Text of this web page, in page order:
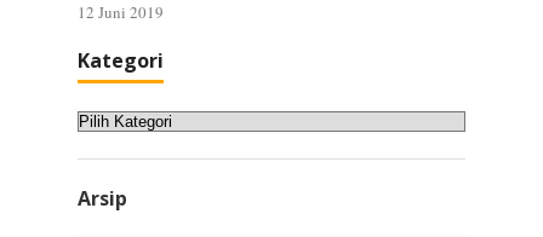
12 Juni 2019
Kategori
Kategori
Arsip